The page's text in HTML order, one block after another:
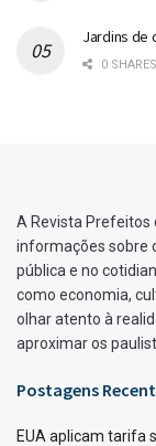
Jardins de
0 SHARES
A Revista Prefeitos
informações sobre
pública e no
como economia,
olhar atento à
aproximar os
Postagens
EUA aplicam tarifa